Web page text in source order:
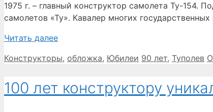
1975 г. – главный конструктор самолета Ту-154.
самолетов «Ту». Кавалер многих государственных
Читать далее
Рубрики
Конструкторы, обложка, Юбилеи Метки
90 лет, Туполев
100 лет конструктору